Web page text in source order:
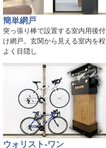
簡単網戸
突っ張り棒で設置する室内用後付
け網戸。玄関から見える室内を程
よく目隠し
ウォリスト-ワン